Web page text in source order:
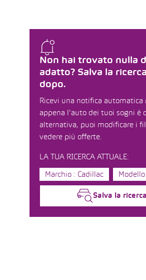
Non hai trovato nulla
adatto? Salva la
dopo.
Ricevi una notifica automatica
appena l'auto dei tuoi sogni è
alternativa, puoi modificare i
vedere più offerte.
LA TUA RICERCA ATTUALE:
Marchio : Cadillac
Salva la ricerca